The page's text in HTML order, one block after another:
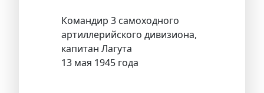
Командир 3 самоходного
артиллерийского дивизиона,
капитан Лагута
13 мая 1945 года